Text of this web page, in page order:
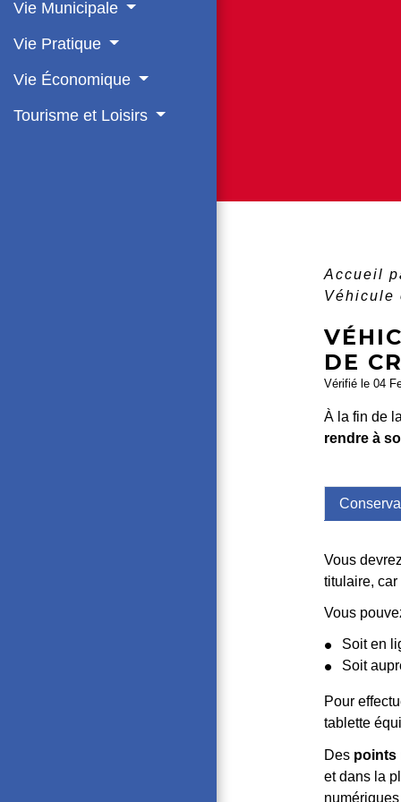
Vie Municipale
Vie Pratique
Vie Économique
Tourisme et Loisirs
Accueil
Véhicule
DE
Vérifié le 04
À la fin de
rendre à
Vous
titulaire,
Vous
Soit en
Soit
Pour
tablette
Des points
et dans la